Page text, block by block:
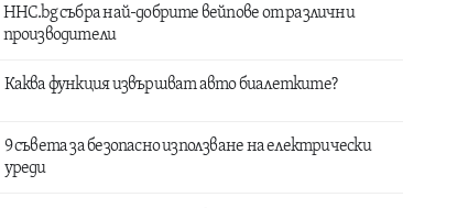
HHC.bg събра най-добрите вейпове от различни
производители
Каква функция извършват авто биалетките?
9 съвета за безопасно използване на електрически
уреди